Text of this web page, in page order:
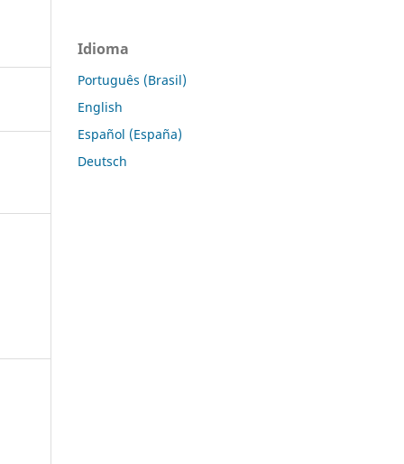
Idioma
Português (Brasil)
English
Español (España)
Deutsch